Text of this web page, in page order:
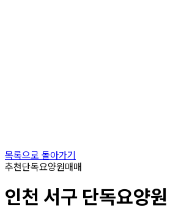
목록으로 돌아가기
추천단독요양원매매
인천 서구 단독요양원